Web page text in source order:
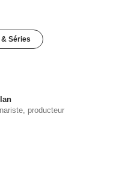
Séries
producteur